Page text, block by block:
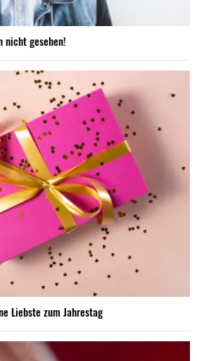
nicht gesehen!
Liebste zum Jahrestag